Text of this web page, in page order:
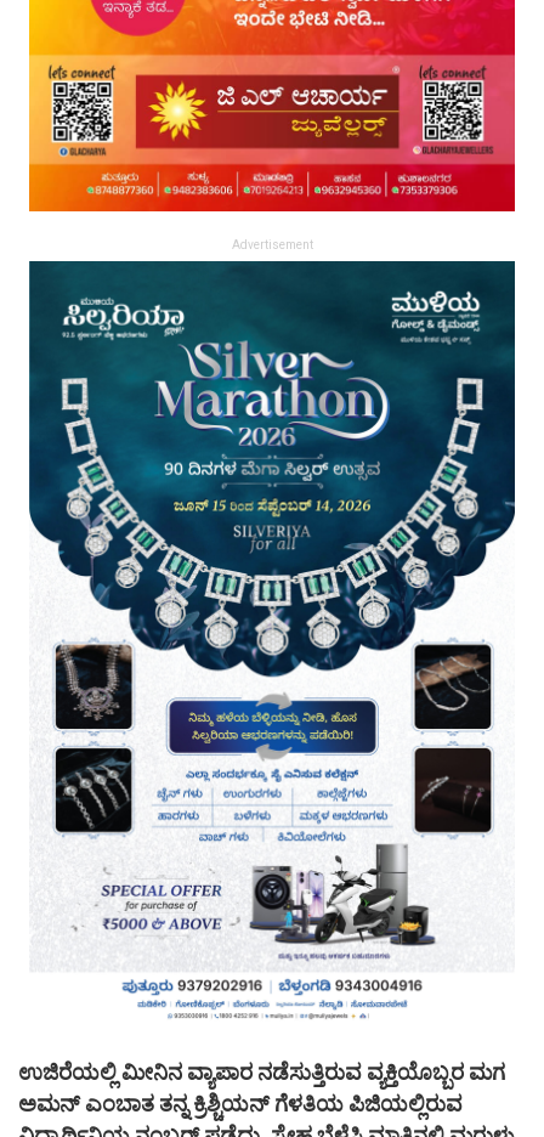
Advertisement
ಉಜಿರೆಯಲ್ಲಿ ಮೀನಿನ ವ್ಯಾಪಾರ ನಡೆಸುತ್ತಿರುವ ವ್ಯಕ್ತಿಯೊಬ್ಬರ ಮಗ
ಅಮನ್ ಎಂಬಾತ ತನ್ನ ಕ್ರಿಶ್ಚಿಯನ್ ಗೆಳತಿಯ ಪಿಜಿಯಲ್ಲಿರುವ